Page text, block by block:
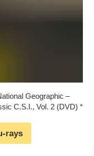
Geographic –
C.S.I., Vol. 2 (DVD)
rays